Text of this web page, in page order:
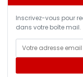
Inscrivez-vous pour
dans votre boîte mail.